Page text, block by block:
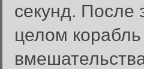
секунд. После
целом